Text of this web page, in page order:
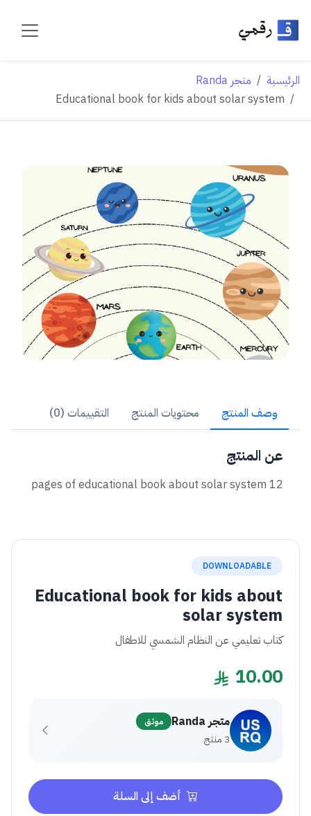
الرئيسية
متجر Randa
Educational book for kids about solar system
وصف المنتج محتويات المنتج التقييمات (0)
عن المنتج
12 pages of educational book about solar system
DOWNLOADABLE
Educational book for kids about
solar system
كتاب تعليمي عن النظام الشمسي للاطفال
10.00
متجر Randa موثق
3 منتج
أضف إلى السلة